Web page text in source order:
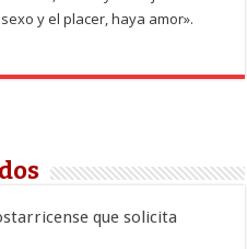
y el placer, haya amor».
que solicita